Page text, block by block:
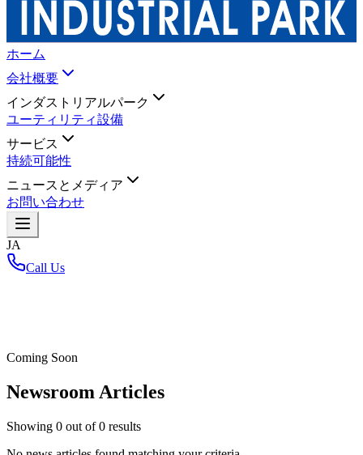
ホーム
会社概要
インダストリアルパーク
ユーティリティ設備
サービス
持続可能性
ニュースとメディア
お問い合わせ
JA
Call Us
Coming Soon
Newsroom Articles
Showing 0 out of0 results